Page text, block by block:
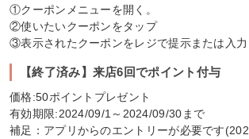
①クーポンメニューを開く。
②使いたいクーポンをタップ
③表示されたクーポンをレジで提示または入力
【終了済み】来店6回でポイント付与
価格:50ポイントプレゼント
有効期限:2024/09/1～2024/09/30まで
補足：アプリからのエントリーが必要です